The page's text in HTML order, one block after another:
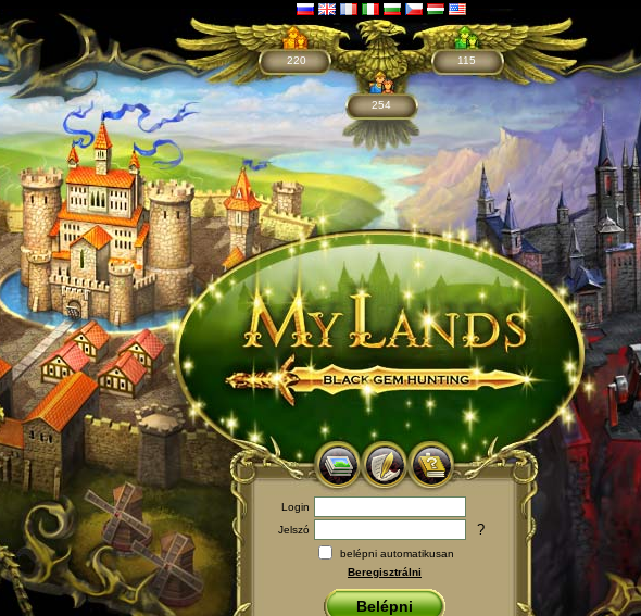
220
254
115
Login
Jelszó
?
belépni automatikusan
Beregisztrálni
Belépni